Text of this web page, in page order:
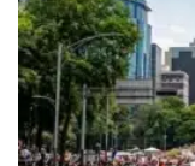
estos días. Así que
ellos o tener una
iniciar un negocio o
favorables para
negociaciones